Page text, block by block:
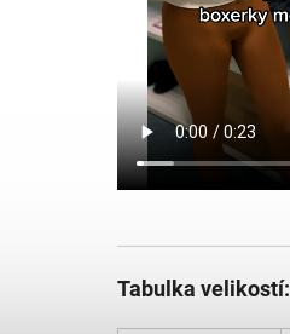
Tabulka velikostí: